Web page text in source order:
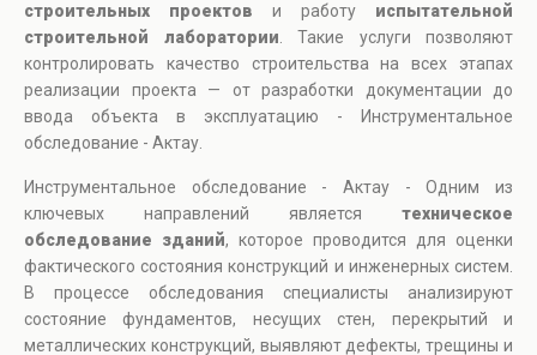
строительных проектов и работу испытательной
строительной лаборатории . Такие услуги позволяют
контролировать качество строительства на всех этапах
реализации проекта — от разработки документации до
ввода объекта в эксплуатацию - Инструментальное
обследование - Актау.
Инструментальное обследование - Актау - Одним из
ключевых направлений является техническое
обследование зданий, которое проводится для оценки
фактического состояния конструкций и инженерных систем.
В процессе обследования специалисты анализируют
состояние фундаментов, несущих стен, перекрытий и
металлических конструкций, выявляют дефекты, трещины и